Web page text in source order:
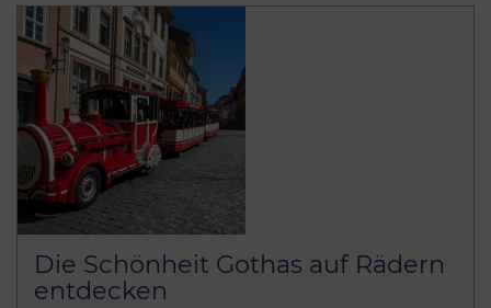
Die Schönheit Gothas auf Rädern
entdecken